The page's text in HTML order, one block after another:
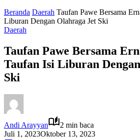
Beranda Daerah Taufan Pawe Bersama
Liburan Dengan Olahraga Jet Ski
Daerah
Taufan Pawe Bersama
Taufan Isi Liburan
Ski
Andi Arayyan
2 min baca
Juli 1, 2023Oktober 13, 2023